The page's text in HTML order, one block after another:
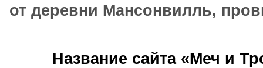
от деревни Мансонвилль,
Название сайта «Меч и